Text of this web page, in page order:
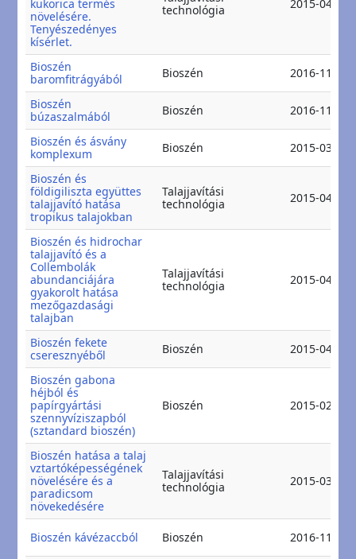
kukorica termés
növelésére.
Tenyészedényes
kísérlet.
technológia
2015-04-11
Bioszén
baromfitrágyából
Bioszén 2016-11-15
Bioszén
búzaszalmából
Bioszén 2016-11-15
Bioszén és ásvány
komplexum
Bioszén 2015-03-06
Bioszén és
földigiliszta együttes
talajjavító hatása
tropikus talajokban
Talajjavítási
technológia
2015-04-11
Bioszén és hidrochar
talajjavító és a
Collembolák
abundanciájára
gyakorolt hatása
mezőgazdasági
talajban
Talajjavítási
technológia
2015-04-15
Bioszén fekete
cseresznyéből
Bioszén 2015-04-24
Bioszén gabona
héjból és
papírgyártási
szennyvíziszapból
(sztandard bioszén)
Bioszén 2015-02-23
Bioszén hatása a talaj
vztartóképességének
növelésére és a
paradicsom
növekedésére
Talajjavítási
technológia
2015-03-30
Bioszén kávézaccból Bioszén 2016-11-15